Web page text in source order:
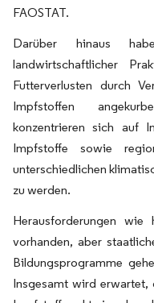
FAOSTAT.
Darüber hinaus
landwirtschaftlicher
Futterverlusten durch
Impfstoffen
konzentrieren sich auf
Impfstoffe sowie
unterschiedlichen
zu werden.
Herausforderungen
vorhanden, aber
Bildungsprogramme
Insgesamt wird erwartet,